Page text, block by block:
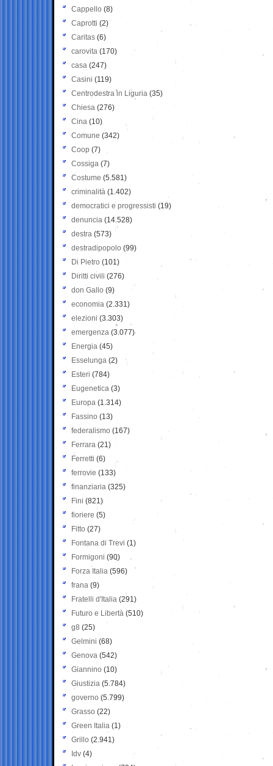
Cappello (8)
Caprotti (2)
Caritas (6)
carovita (170)
casa (247)
Casini (119)
Centrodestra in Liguria (35)
Chiesa (276)
Cina (10)
Comune (342)
Coop (7)
Cossiga (7)
Costume (5.581)
criminalità (1.402)
democratici e progressisti (19)
denuncia (14.528)
destra (573)
destradipopolo (99)
Di Pietro (101)
Diritti civili (276)
don Gallo (9)
economia (2.331)
elezioni (3.303)
emergenza (3.077)
Energia (45)
Esselunga (2)
Esteri (784)
Eugenetica (3)
Europa (1.314)
Fassino (13)
federalismo (167)
Ferrara (21)
Ferretti (6)
ferrovie (133)
finanziaria (325)
Fini (821)
fioriere (5)
Fitto (27)
Fontana di Trevi (1)
Formigoni (90)
Forza Italia (596)
frana (9)
Fratelli d'Italia (291)
Futuro e Libertà (510)
g8 (25)
Gelmini (68)
Genova (542)
Giannino (10)
Giustizia (5.784)
governo (5.799)
Grasso (22)
Green Italia (1)
Grillo (2.941)
Idv (4)